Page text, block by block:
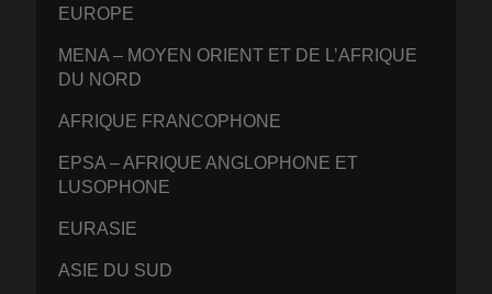
EUROPE
MENA – MOYEN ORIENT ET DE L’AFRIQUE
DU NORD
AFRIQUE FRANCOPHONE
EPSA – AFRIQUE ANGLOPHONE ET
LUSOPHONE
EURASIE
ASIE DU SUD